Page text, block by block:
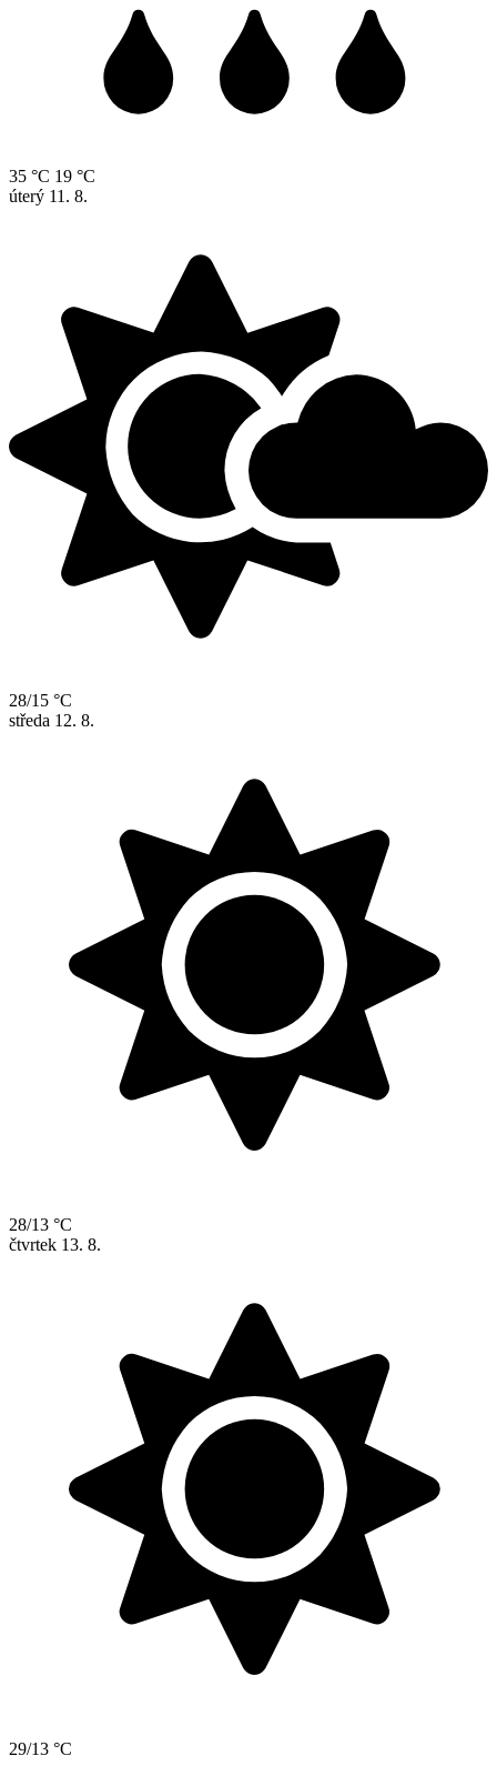
35 °C 19 °C
úterý 11. 8.
28/15 °C
středa 12. 8.
28/13 °C
čtvrtek 13. 8.
29/13 °C